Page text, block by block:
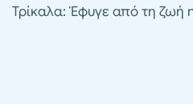
Τρίκαλα: Έφυγε από τη ζωή